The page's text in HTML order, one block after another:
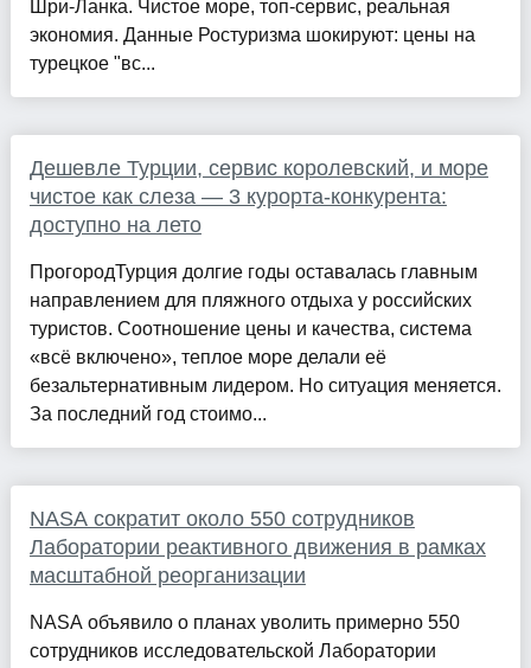
Шри-Ланка. Чистое море, топ-сервис, реальная
экономия. Данные Ростуризма шокируют: цены на
турецкое "вс...
Дешевле Турции, сервис королевский, и море
чистое как слеза — 3 курорта-конкурента:
доступно на лето
ПрогородТурция долгие годы оставалась главным
направлением для пляжного отдыха у российских
туристов. Соотношение цены и качества, система
«всё включено», теплое море делали её
безальтернативным лидером. Но ситуация меняется.
За последний год стоимо...
NASA сократит около 550 сотрудников
Лаборатории реактивного движения в рамках
масштабной реорганизации
NASA объявило о планах уволить примерно 550
сотрудников исследовательской Лаборатории